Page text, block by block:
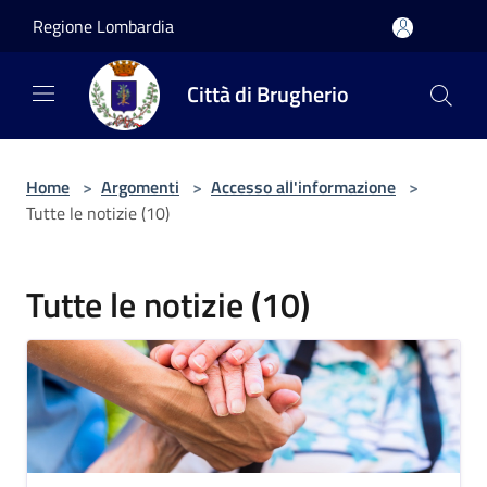
Regione Lombardia
Città di Brugherio
Home > Argomenti > Accesso all'informazione >
Tutte le notizie (10)
Tutte le notizie (10)